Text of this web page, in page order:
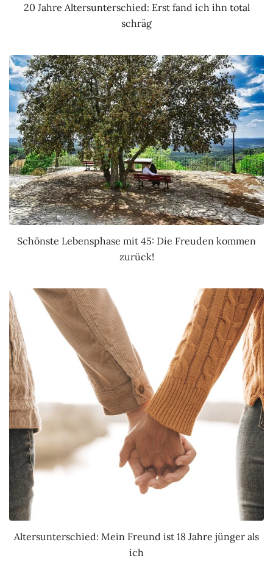
20 Jahre Altersunterschied: Erst fand ich ihn total
schräg
Schönste Lebensphase mit 45: Die Freuden kommen
zurück!
Altersunterschied: Mein Freund ist 18 Jahre jünger als
ich